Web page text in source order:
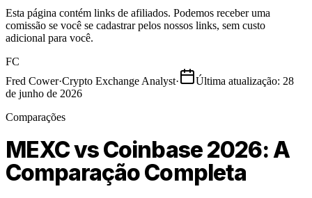
Esta página contém links de afiliados. Podemos receber uma
comissão se você se cadastrar pelos nossos links, sem custo
adicional para você.
FC
Fred Cower·Crypto Exchange Analyst· Última atualização: 28
de junho de 2026
Comparações
MEXC vs Coinbase 2026: A
Comparação Completa